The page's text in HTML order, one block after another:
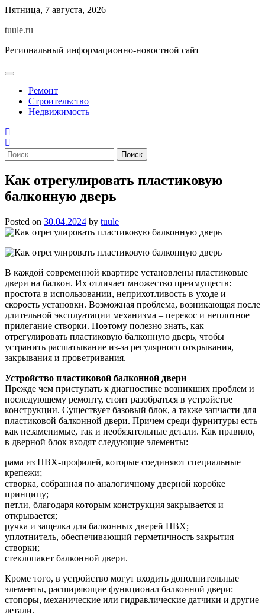
Skip
content
Пятница, 7 августа, 2026
tuule.ru
Региональный информационно-новостной сайт
Ремонт
Строительство
Недвижимость
Найти:
Как отрегулировать пластиковую
балконную дверь
Posted on 30.04.2024 by tuule
В каждой современной квартире установлены пластиковые
двери на балкон. Их отличает множество преимуществ:
простота в использовании, неприхотливость в уходе и
скорость установки. Возможная проблема, возникающая после
длительной эксплуатации механизма – перекос и неплотное
прилегание створки. Поэтому полезно знать, как
отрегулировать пластиковую балконную дверь, чтобы
устранить расшатывание из-за регулярного открывания,
закрывания и проветривания.
Устройство пластиковой балконной двери
Прежде чем приступать к диагностике возникших проблем и
последующему ремонту, стоит разобраться в устройстве
конструкции. Существует базовый блок, а также запчасти для
пластиковой балконной двери. Причем среди фурнитуры есть
как незаменимые, так и необязательные детали. Как правило,
в дверной блок входят следующие элементы:
рама из ПВХ-профилей, которые соединяют специальные
крепежи;
створка, собранная по аналогичному дверной коробке
принципу;
петли, благодаря которым конструкция закрывается и
открывается;
ручка и защелка для балконных дверей ПВХ;
уплотнитель, обеспечивающий герметичность закрытия
створки;
стеклопакет балконной двери.
Кроме того, в устройство могут входить дополнительные
элементы, расширяющие функционал балконной двери:
стопоры, механические или гидравлические датчики и другие
детали.